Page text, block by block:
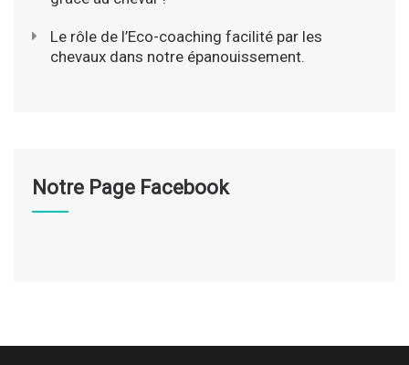
Le rôle de l’Eco-coaching facilité par les
chevaux dans notre épanouissement.
Notre Page Facebook